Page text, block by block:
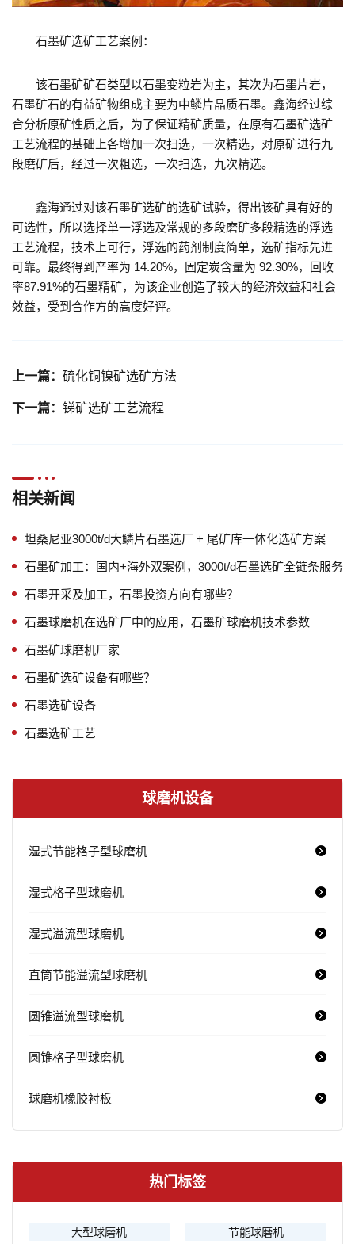
石墨矿选矿工艺案例：
该石墨矿矿石类型以石墨变粒岩为主，其次为石墨片岩，
石墨矿石的有益矿物组成主要为中鳞片晶质石墨。鑫海经过综
合分析原矿性质之后，为了保证精矿质量，在原有石墨矿选矿
工艺流程的基础上各增加一次扫选，一次精选，对原矿进行九
段磨矿后，经过一次粗选，一次扫选，九次精选。
鑫海通过对该石墨矿选矿的选矿试验，得出该矿具有好的
可选性，所以选择单一浮选及常规的多段磨矿多段精选的浮选
工艺流程，技术上可行，浮选的药剂制度简单，选矿指标先进
可靠。最终得到产率为 14.20%，固定炭含量为 92.30%，回收
率87.91%的石墨精矿，为该企业创造了较大的经济效益和社会
效益，受到合作方的高度好评。
上一篇： 硫化铜镍矿选矿方法
下一篇： 锑矿选矿工艺流程
相关新闻
坦桑尼亚3000t/d大鳞片石墨选厂 + 尾矿库一体化选矿方案
石墨矿加工：国内+海外双案例，3000t/d石墨选矿全链条服务
石墨开采及加工，石墨投资方向有哪些？
石墨球磨机在选矿厂中的应用，石墨矿球磨机技术参数
石墨矿球磨机厂家
石墨矿选矿设备有哪些？
石墨选矿设备
石墨选矿工艺
球磨机设备
湿式节能格子型球磨机
湿式格子型球磨机
湿式溢流型球磨机
直筒节能溢流型球磨机
圆锥溢流型球磨机
圆锥格子型球磨机
球磨机橡胶衬板
热门标签
大型球磨机
节能球磨机